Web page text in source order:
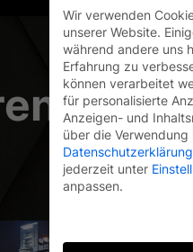
Wir verwenden
unserer Website.
während andere uns
Erfahrung zu
können verarbeitet
für personalisierte
Anzeigen- und
über die
Datenschutzerklärung
jederzeit unter
anpassen.